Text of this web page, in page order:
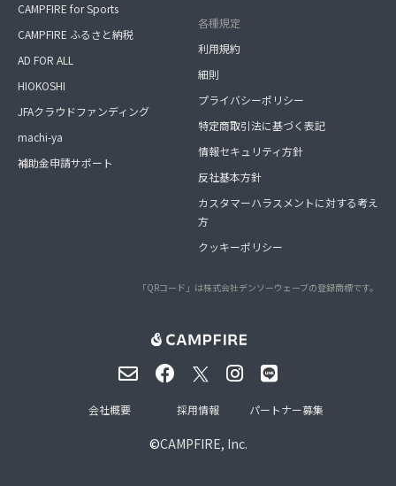
CAMPFIRE for Sports
CAMPFIRE ふるさと納税
AD FOR ALL
HIOKOSHI
JFAクラウドファンディング
machi-ya
補助金申請サポート
各種規定
利用規約
細則
プライバシーポリシー
特定商取引法に基づく表記
情報セキュリティ方針
反社基本方針
カスタマーハラスメントに対する考え
方
クッキーポリシー
「QRコード」は株式会社デンソーウェーブの登録商標です。
©CAMPFIRE, Inc.
会社概要 採用情報 パートナー募集